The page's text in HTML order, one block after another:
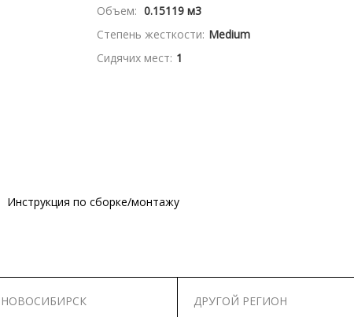
Объем: 0.15119 м3
Степень жесткости: Medium
Сидячих мест: 1
Инструкция по сборке/монтажу
НОВОСИБИРСК
ДРУГОЙ РЕГИОН